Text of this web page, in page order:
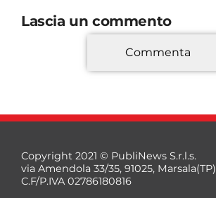
Lascia un commento
*
Commenta
Copyright 2021 © PubliNews S.r.l.s.
via Amendola 33/35, 91025, Marsala(TP)
C.F/P.IVA 02786180816